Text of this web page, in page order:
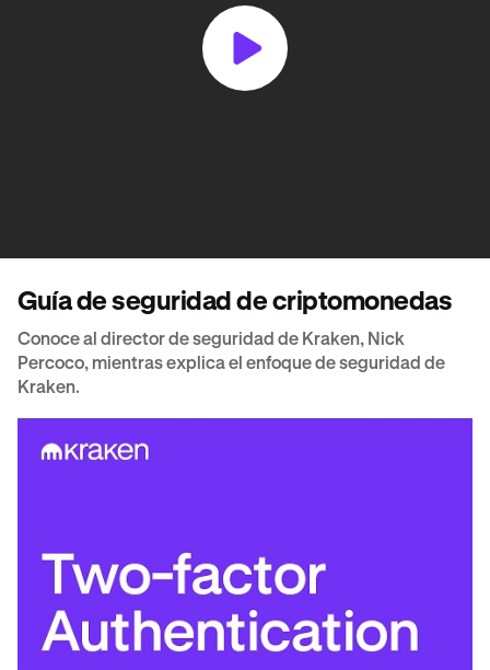
Guía de seguridad de criptomonedas
Conoce al director de seguridad de Kraken, Nick
Percoco, mientras explica el enfoque de seguridad de
Kraken.